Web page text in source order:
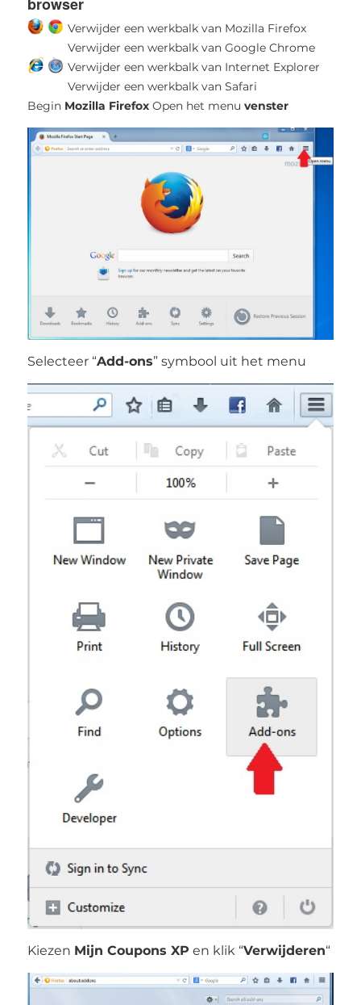
browser
Verwijder een werkbalk van Mozilla Firefox
Verwijder een werkbalk van Google Chrome
Verwijder een werkbalk van Internet Explorer
Verwijder een werkbalk van Safari
Begin Mozilla FirefoxOpen het menu venster
Selecteer “Add-ons” symbool uit het menu
Kiezen Mijn Coupons XP en klik “Verwijderen“